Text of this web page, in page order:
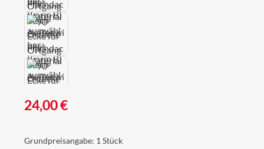
Regulärer Preis:
24,00 €
Grundpreisangabe: 1 Stück